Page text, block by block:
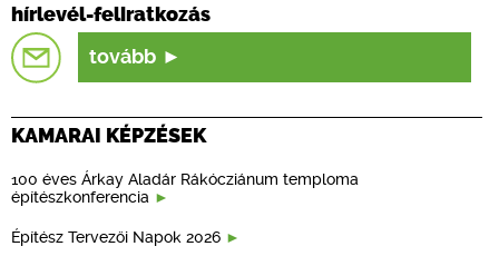
hírlevél-feliratkozás
tovább
KAMARAI KÉPZÉSEK
100 éves Árkay Aladár Rákócziánum temploma
építészkonferencia
Építész Tervezői Napok 2026